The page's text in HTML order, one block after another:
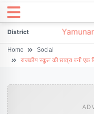
DistrictSonipat
Home
Social
राजकीय स्कूल की छात्रा बनी एक